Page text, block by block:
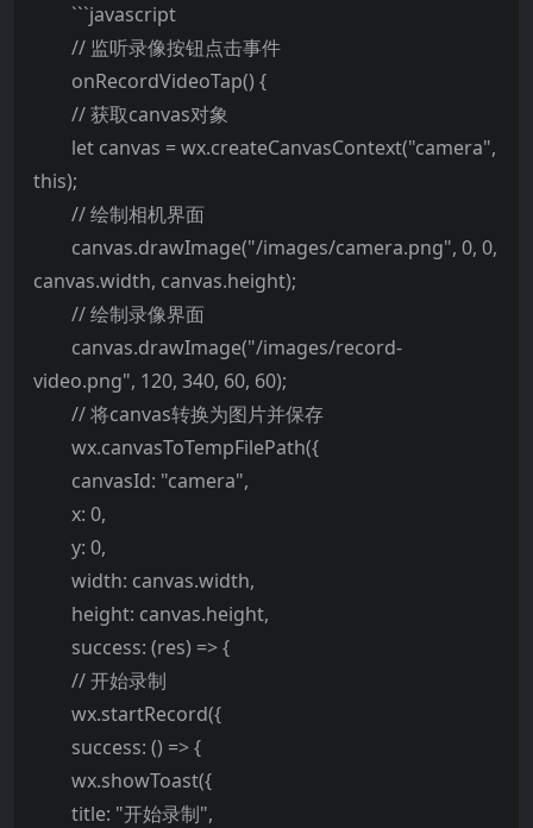
```javascript
// 监听录像按钮点击事件
onRecordVideoTap() {
// 获取canvas对象
let canvas = wx.createCanvasContext("camera",
this);
// 绘制相机界面
canvas.drawImage("/images/camera.png", 0, 0,
canvas.width, canvas.height);
// 绘制录像界面
canvas.drawImage("/images/record-
video.png", 120, 340, 60, 60);
// 将canvas转换为图片并保存
wx.canvasToTempFilePath({
canvasId: "camera",
x: 0,
y: 0,
width: canvas.width,
height: canvas.height,
success: (res) => {
// 开始录制
wx.startRecord({
success: () => {
wx.showToast({
title: "开始录制",